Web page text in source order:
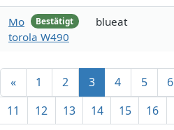
Bestätigt
Mo
torola W490
blueat
« 1 2 3 4 5 6
11
12 13 14 15 16